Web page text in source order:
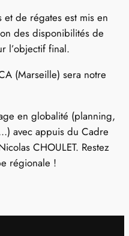
et de régates est mis en
des disponibilités de
l’objectif final.
(Marseille) sera notre
en globalité (planning,
avec appuis du Cadre
CHOULET. Restez
régionale !